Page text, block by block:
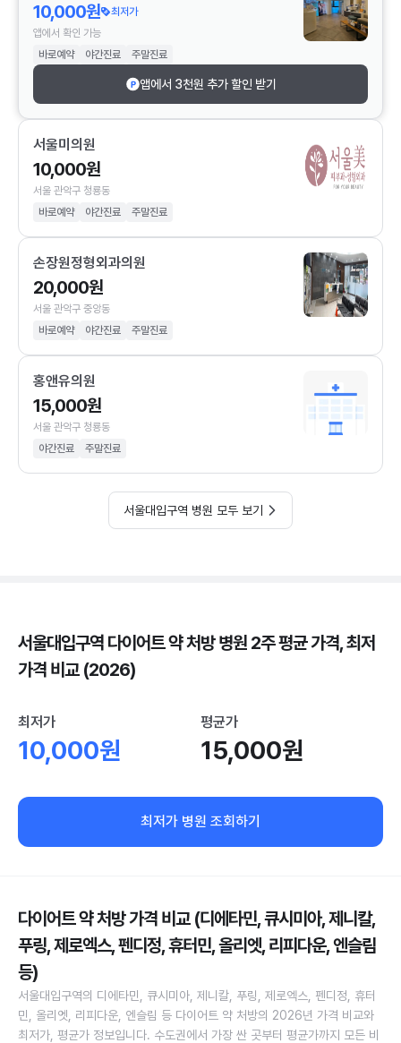
10,000원
최저가
앱에서 확인 가능
바로예약
야간진료 주말진료
앱에서 3천원 추가 할인 받기
서울미의원
10,000원
서울 관악구 청룡동
바로예약
야간진료 주말진료
손장원정형외과의원
20,000원
서울 관악구 중앙동
바로예약
야간진료 주말진료
홍앤유의원
15,000원
서울 관악구 청룡동
야간진료
주말진료
서울대입구역 병원 모두 보기
서울대입구역 다이어트 약 처방 병원 2주 평균 가격, 최저
가격 비교 (2026)
최저가
10,000원
평균가
15,000원
최저가 병원 조회하기
다이어트 약 처방 가격 비교 (디에타민, 큐시미아, 제니칼,
푸링, 제로엑스, 펜디정, 휴터민, 올리엣, 리피다운, 엔슬림
등)
서울대입구역의 디에타민, 큐시미아, 제니칼, 푸링, 제로엑스, 펜디정, 휴터
민, 올리엣, 리피다운, 엔슬림 등 다이어트 약 처방의 2026년 가격 비교와
최저가, 평균가 정보입니다. 수도권에서 가장 싼 곳부터 평균가까지 모든 비